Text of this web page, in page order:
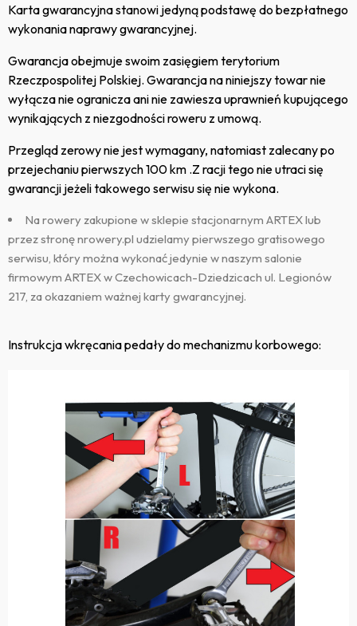
Karta gwarancyjna stanowi jedyną podstawę do bezpłatnego
wykonania naprawy gwarancyjnej.
Gwarancja obejmuje swoim zasięgiem terytorium
Rzeczpospolitej Polskiej. Gwarancja na niniejszy towar nie
wyłącza nie ogranicza ani nie zawiesza uprawnień kupującego
wynikających z niezgodności roweru z umową.
Przegląd zerowy nie jest wymagany, natomiast zalecany po
przejechaniu pierwszych 100 km .Z racji tego nie utraci się
gwarancji jeżeli takowego serwisu się nie wykona.
Na rowery zakupione w sklepie stacjonarnym ARTEX lub
przez stronę nrowery.pl udzielamy pierwszego gratisowego
serwisu, który można wykonać jedynie w naszym salonie
firmowym ARTEX w Czechowicach-Dziedzicach ul. Legionów
217, za okazaniem ważnej karty gwarancyjnej.
Instrukcja wkręcania pedały do mechanizmu korbowego: